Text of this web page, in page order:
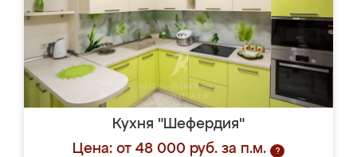
Кухня "Шефердия"
Цена: от 48 000 руб. за п.м.
?